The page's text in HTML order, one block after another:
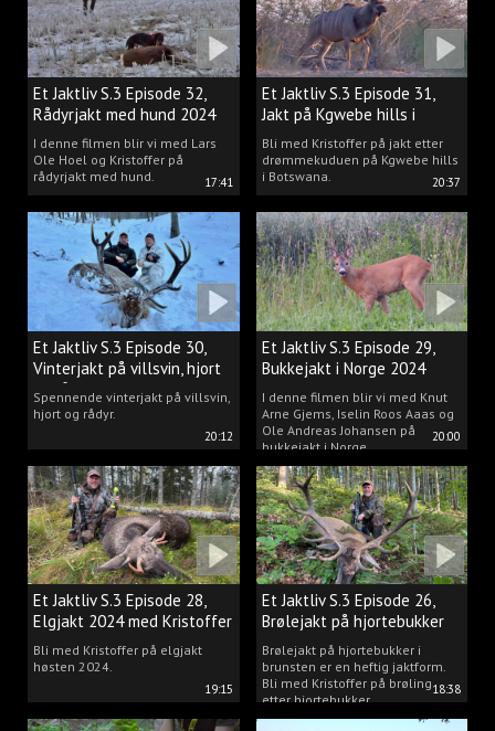
17:41
Et Jaktliv S.3 Episode 32,
Rådyrjakt med hund 2024
I denne filmen blir vi med Lars
Ole Hoel og Kristoffer på
rådyrjakt med hund.
20:37
Et Jaktliv S.3 Episode 31,
Jakt på Kgwebe hills i
Botswana
Bli med Kristoffer på jakt etter
drømmekuduen på Kgwebe hills
i Botswana.
20:12
Et Jaktliv S.3 Episode 30,
Vinterjakt på villsvin, hjort
og rådyr.
Spennende vinterjakt på villsvin,
hjort og rådyr.
20:00
Et Jaktliv S.3 Episode 29,
Bukkejakt i Norge 2024
I denne filmen blir vi med Knut
Arne Gjems, Iselin Roos Aaas og
Ole Andreas Johansen på
bukkejakt i Norge.
19:15
Et Jaktliv S.3 Episode 28,
Elgjakt 2024 med Kristoffer
Clausen
Bli med Kristoffer på elgjakt
høsten 2024.
18:38
Et Jaktliv S.3 Episode 26,
Brølejakt på hjortebukker
med Kristoffer Clausen
Brølejakt på hjortebukker i
brunsten er en heftig jaktform.
Bli med Kristoffer på brøling
etter hjortebukker.